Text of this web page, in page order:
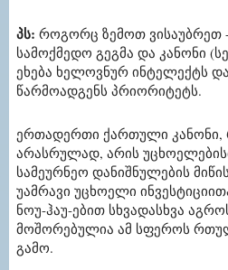
პს: როგორც ზემოთ ვისაუბრეთ
სამოქმედო გეგმა და კანონი
ეხება ხელოვნურ ინტელექტს
წარმოადგენს პრიორიტეტს.
ერთადერთი ქართული კანონი,
არასრულად, არის
სამეურნეო დანიშნულების
უამრავი უცხოელი
ნოუ-ჰაუ-ებით სხვადასხვა
მოშორებულია ამ სფეროს
გამო.